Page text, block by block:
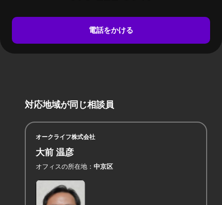
電話をかける
対応地域が同じ相談員
オークライフ株式会社
大前 温彦
オフィスの所在地 中京区